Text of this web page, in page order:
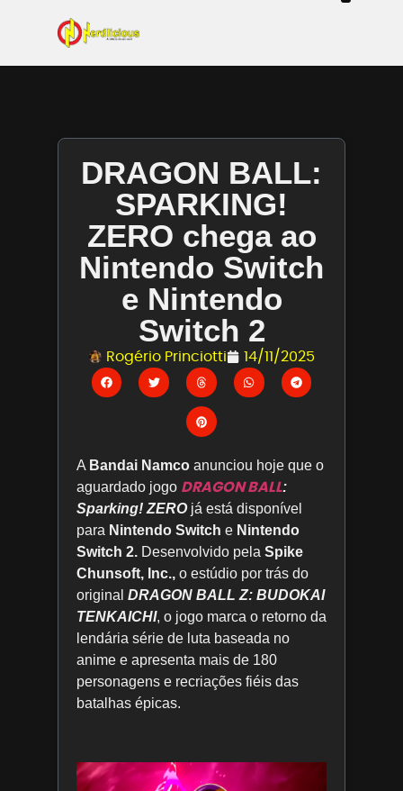
DRAGON BALL:
SPARKING!
ZERO chega ao
Nintendo Switch
e Nintendo
Switch 2
Rogério Princiotti 14/11/2025
A Bandai Namco anunciou hoje que o
aguardado jogo DRAGON BALL:
Sparking! ZEROjá está disponível
para Nintendo Switch e Nintendo
Switch 2. Desenvolvido pela Spike
Chunsoft, Inc., o estúdio por trás do
original DRAGON BALL Z: BUDOKAI
TENKAICHI, o jogo marca o retorno da
lendária série de luta baseada no
anime e apresenta mais de 180
personagens e recriações fiéis das
batalhas épicas.